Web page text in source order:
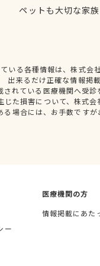
ペットも大切な家
いる各種情報は、株式会
出来るだけ正確な情報掲
されている医療機関へ受
じた損害について、株式
る場合には、お手数です
ー
医療機関の方
情報掲載にあた